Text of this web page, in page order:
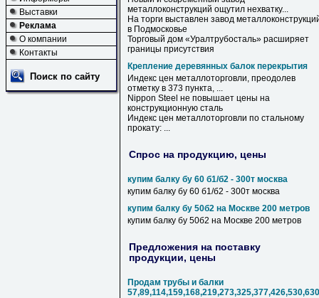
Выставки
Реклама
О компании
Контакты
Поиск по сайту
металлоконструкций ощутил нехватку...
На торги выставлен завод
в Подмосковье
Торговый дом «Уралтрубосталь» расширяет
границы присутствия
Крепление деревянных балок перекрытия
Индекс цен металлоторговли, преодолев
отметку в 373 пункта, ...
Nippon Steel не повышает цены на
конструкционную сталь
Индекс цен металлоторговли по стальному
прокату: ...
Спрос на продукцию, цены
купим балку бу 60 б1/б2 - 300т москва
купим балку бу 60 б1/б2 - 300т москва
купим балку бу 50б2 на Москве 200 метров
купим балку бу 50б2 на Москве 200 метров
Предложения на поставку
продукции, цены
Продам трубы и балки